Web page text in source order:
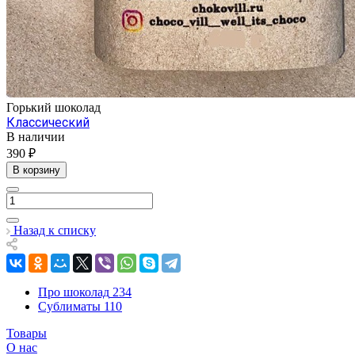
Горький шоколад
Классический
В наличии
390 ₽
В корзину
Назад к списку
Про шоколад 234
Сублиматы 110
Товары
О нас